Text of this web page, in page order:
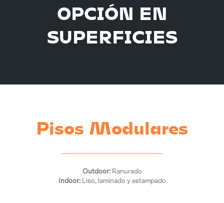
OPCIÓN EN
SUPERFICIES
Pisos Modulares
Outdoor:Ranurado
Indoor:Liso, laminado y estampado